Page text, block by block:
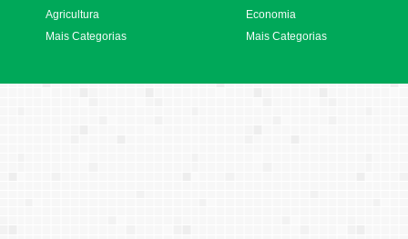
Agricultura
Mais Categorias
Economia
Mais Categorias